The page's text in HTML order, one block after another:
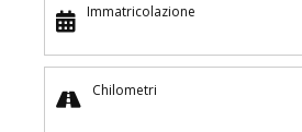
Immatricolazione
Chilometri